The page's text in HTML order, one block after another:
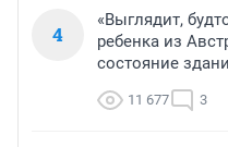
4
«Выглядит,
ребенка из
состояние
11 677 3